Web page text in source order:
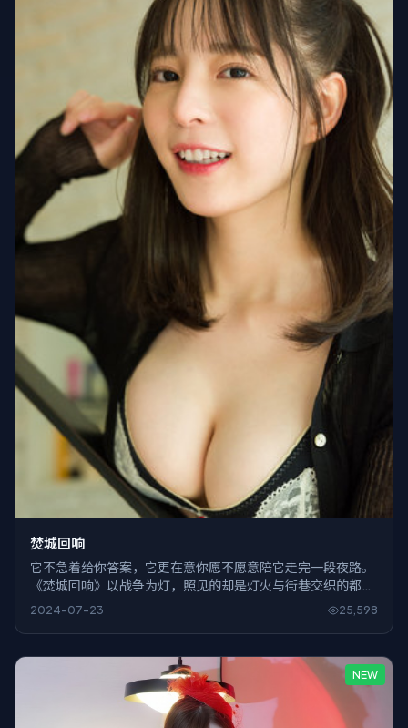
焚城回响
它不急着给你答案，它更在意你愿不愿意陪它走完一段夜路。
《焚城回响》以战争为灯，照见的却是灯火与街巷交织的都市
里那些说不出口的软弱。
2024-07-23 25,598
NEW